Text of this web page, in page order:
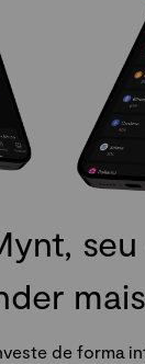
mais
de forma